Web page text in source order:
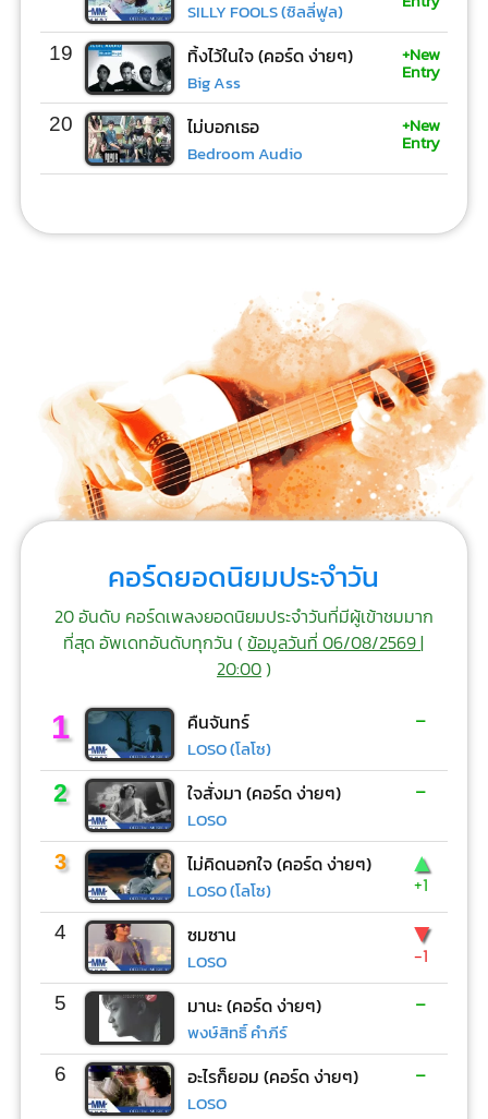
SILLY FOOLS (ซิลลี่ฟูล)
19 ทิ้งไว้ในใจ (คอร์ด ง่ายๆ)
Big Ass
+New
Entry
20 ไม่บอกเธอ
Bedroom Audio
+New
Entry
คอร์ดยอดนิยมประจำวัน
20 อันดับ คอร์ดเพลงยอดนิยมประจำวันที่มีผู้เข้าชมมาก
ที่สุด อัพเดทอันดับทุกวัน (ข้อมูลวันที่ 06/08/2569 |
20:00)
1 คืนจันทร์
LOSO (โลโซ)
-
2 ใจสั่งมา (คอร์ด ง่ายๆ)
LOSO
-
3 ไม่คิดนอกใจ (คอร์ด ง่ายๆ)
LOSO (โลโซ)
▲
+1
4 ซมซาน
LOSO
▼
-1
5 มานะ (คอร์ด ง่ายๆ)
พงษ์สิทธิ์ คำภีร์
-
6 อะไรก็ยอม (คอร์ด ง่ายๆ)
LOSO
-